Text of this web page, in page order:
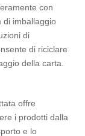
con
di imballaggio
di
di riciclare
della carta.
offre
i prodotti dalla
e lo